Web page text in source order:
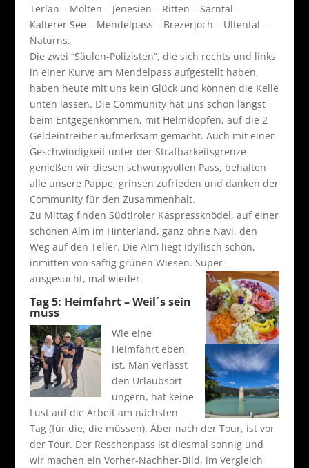
Terlan – Mölten – Jenesien – Ritten – Sarntal –
Kalterer See – Mendelpass – Brezerjoch – Ultental –
Naturns.
Die zwei “Säulen-Polizisten”, die sich rechts und links
in einer Kurve am Mendelpass aufgestellt haben,
haben heute mit uns kein Glück und können die Kelle
unten lassen. Die Community hat uns schon längst
beim Entgegenkommen, mit Helmklopfen, auf die 2
Geldeintreiber aufmerksam gemacht. Auch mit einer
Geschwindigkeit unter der Strafbarkeitsgrenze
genießen wir diesen schwungvollen Pass, behalten
alle unsere Pappe, grinsen zufrieden und danken der
Community für den Zusammenhalt.
Zu Mittag finden Südtiroler Kaspressknödel, auf einer
schönen Alm im Hinterland, ganz ohne Navi, den
Weg auf den Teller. Die Alm liegt Idyllisch schön,
inmitten von saftig grünen Wiesen. Super
ausgesucht, mal wieder.
Tag 5: Heimfahrt – Weil´s sein
muss
Wie eine
Heimfahrt eben
ist. Man verlässt
den Urlaubsort
ungern, hat keine
Lust auf die Arbeit am nächsten
Tag (für die, die müssen). Aber nach der Tour, ist vor
der Tour. Der Reschenpass ist diesmal sonnig und
wir machen ein Vorher-Nachher-Bild, im Vergleich